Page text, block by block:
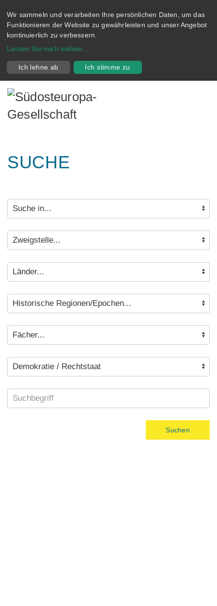
Wir sammeln und verarbeiten Ihre persönlichen Daten, um das
Funktionieren der Website zu gewährleisten und unser Angebot
kontinuierlich zu verbessern.
Lassen Sie mich wählen
Ich lehne ab Ich stimme zu
SUCHE
Suchen